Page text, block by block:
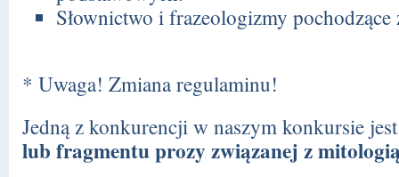
Słownictwo i frazeologizmy
* Uwaga! Zmiana regulaminu!
Jedną z konkurencji w naszym konkursie
lub fragmentu prozy związanej z